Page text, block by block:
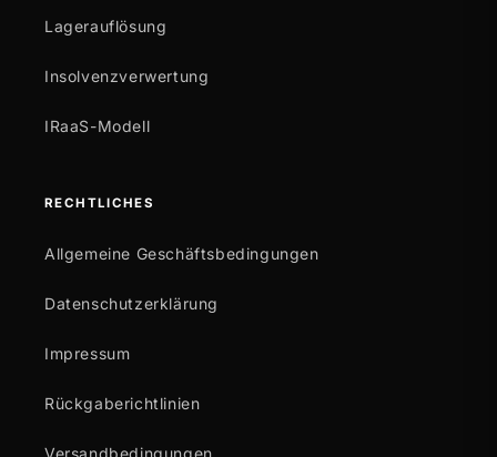
Lagerauflösung
Insolvenzverwertung
IRaaS-Modell
RECHTLICHES
Allgemeine Geschäftsbedingungen
Datenschutzerklärung
Impressum
Rückgaberichtlinien
Versandbedingungen